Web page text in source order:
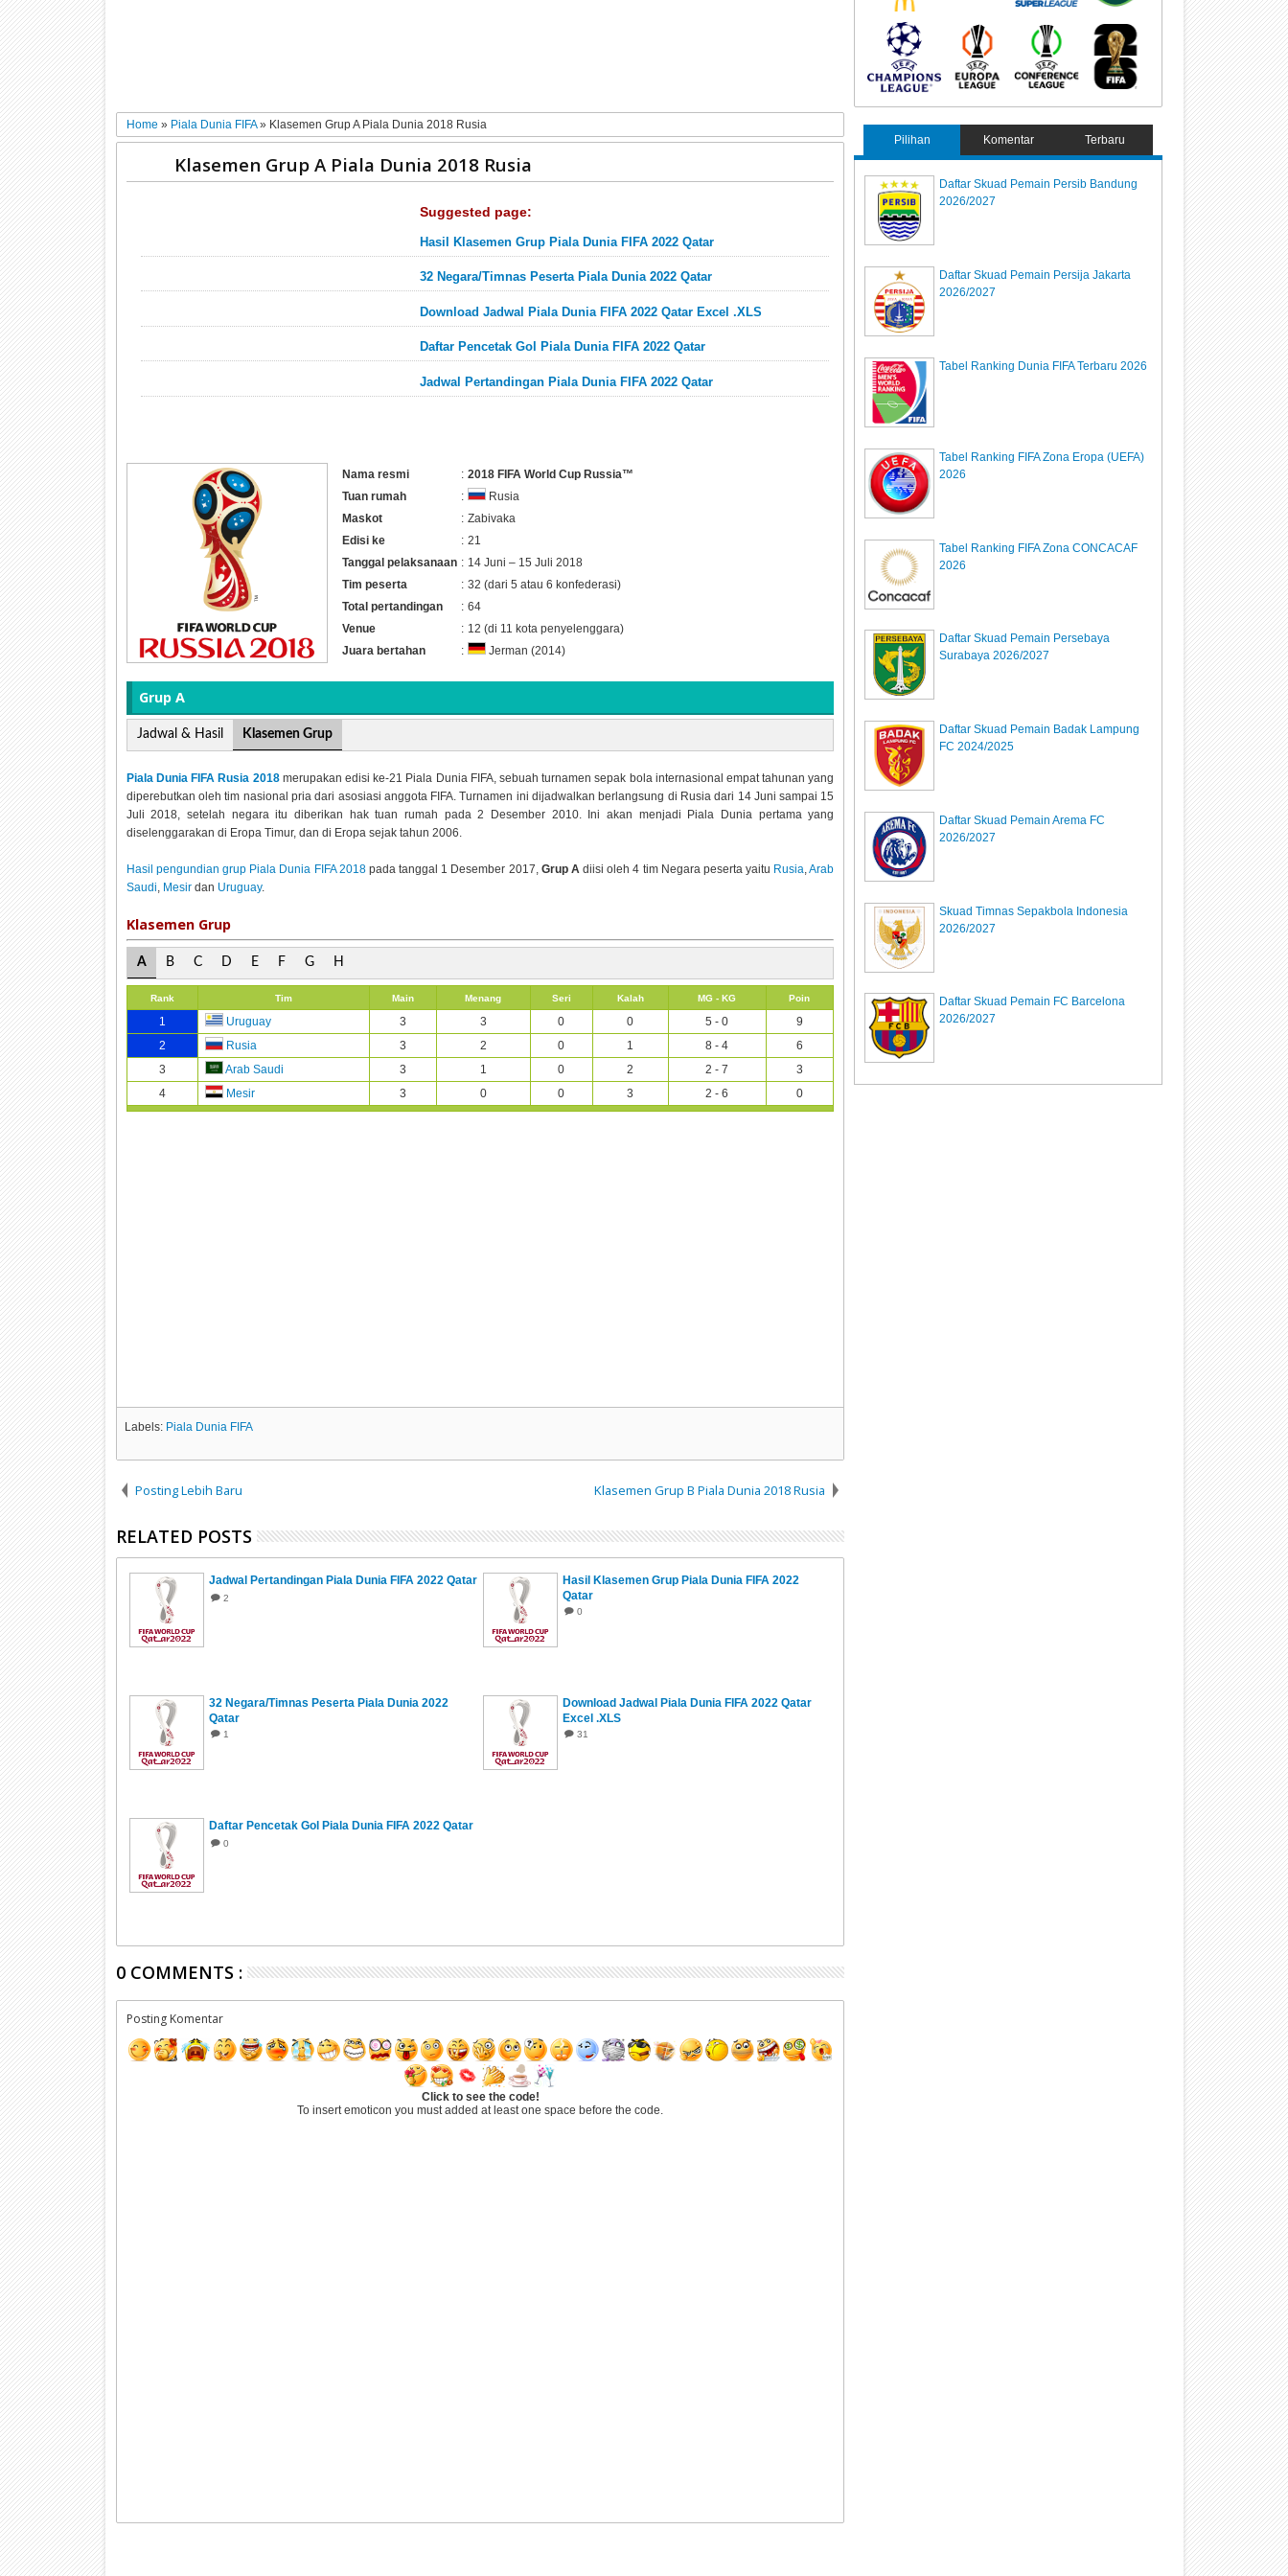
Home » Piala Dunia FIFA» Klasemen Grup A Piala Dunia 2018 Rusia
Klasemen Grup A Piala Dunia 2018 Rusia
Suggested page:
Hasil Klasemen Grup Piala Dunia FIFA 2022 Qatar
32 Negara/Timnas Peserta Piala Dunia 2022 Qatar
Download Jadwal Piala Dunia FIFA 2022 Qatar Excel .XLS
Daftar Pencetak Gol Piala Dunia FIFA 2022 Qatar
Jadwal Pertandingan Piala Dunia FIFA 2022 Qatar
Nama resmi : 2018 FIFA World Cup Russia™
Tuan rumah
:
Rusia
Maskot
: Zabivaka
Edisi ke
: 21
Tanggal pelaksanaan : 14 Juni – 15 Juli 2018
Tim peserta
: 32 (dari 5 atau 6 konfederasi)
Total pertandingan
: 64
Venue
: 12 (di 11 kota penyelenggara)
Juara bertahan
: Jerman (2014)
Grup A
Jadwal & Hasil Klasemen Grup
Piala Dunia FIFA Rusia 2018merupakan edisi ke-21 Piala Dunia FIFA, sebuah turnamen sepak bola internasional empat tahunan yang
diperebutkan oleh tim nasional pria dari asosiasi anggota FIFA. Turnamen ini dijadwalkan berlangsung di Rusia dari 14 Juni sampai 15
Juli 2018, setelah negara itu diberikan hak tuan rumah pada 2 Desember 2010. Ini akan menjadi Piala Dunia pertama yang
diselenggarakan di Eropa Timur, dan di Eropa sejak tahun 2006.
Hasil pengundian grup Piala Dunia FIFA 2018pada tanggal 1 Desember 2017, Grup Adiisi oleh 4 tim Negara peserta yaitu Rusia,Arab
Saudi, Mesirdan Uruguay.
Klasemen Grup
A B C D E F G H
Rank Tim Main Menang Seri Kalah MG - KG Poin
1 Uruguay 3 3 0 0 5 - 0
9
2
Rusia 3 2 0 1 8 - 4
6
3
Arab Saudi 3 1 0 2 2 - 7
3
4
Mesir 3 0 0 3 2 - 6 0
Labels: Piala Dunia FIFA
Posting Lebih Baru Klasemen Grup B Piala Dunia 2018 Rusia
RELATED POSTS
Jadwal Pertandingan Piala Dunia FIFA 2022 Qatar
2
Hasil Klasemen Grup Piala Dunia FIFA 2022
Qatar
0
32 Negara/Timnas Peserta Piala Dunia 2022
Qatar
1
Download Jadwal Piala Dunia FIFA 2022 Qatar
Excel .XLS
31
Daftar Pencetak Gol Piala Dunia FIFA 2022 Qatar
0
0 COMMENTS :
Posting Komentar
Click to see the code!
To insert emoticon you must added at least one space before the code.
Pilihan Komentar Terbaru
Daftar Skuad Pemain Persib Bandung
2026/2027
Daftar Skuad Pemain Persija Jakarta
2026/2027
Tabel Ranking Dunia FIFA Terbaru 2026
Tabel Ranking FIFA Zona Eropa (UEFA)
2026
Tabel Ranking FIFA Zona CONCACAF
2026
Daftar Skuad Pemain Persebaya
Surabaya 2026/2027
Daftar Skuad Pemain Badak Lampung
FC 2024/2025
Daftar Skuad Pemain Arema FC
2026/2027
Skuad Timnas Sepakbola Indonesia
2026/2027
Daftar Skuad Pemain FC Barcelona
2026/2027